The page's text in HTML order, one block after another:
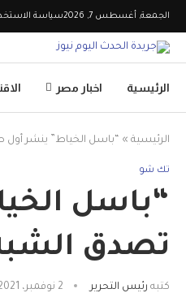
الجمعة, أغسطس 7, 2026 سياسة
الرئيسية اخبار مصر
الرئيسية » “باسل الخياط” ينشر
تك شو
“باسل
تصدق
كتبه رئيس التحرير 2 نوفمبر، 2021